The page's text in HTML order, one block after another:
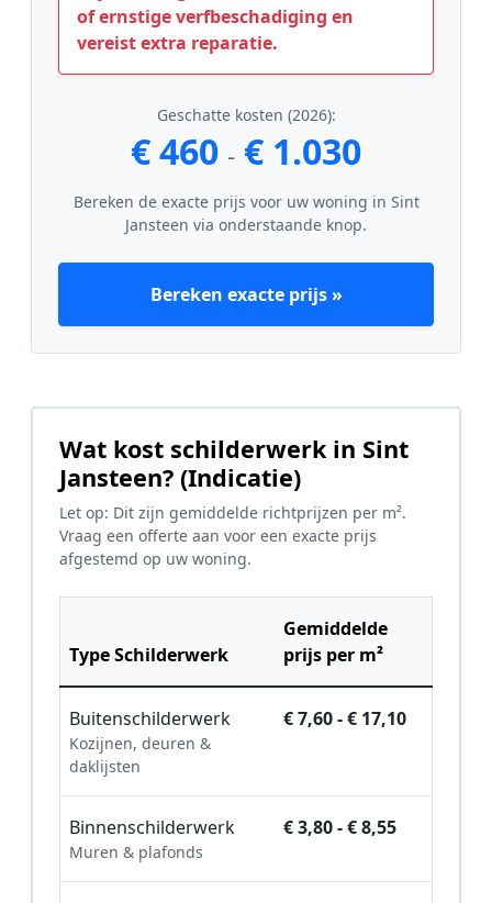
of ernstige verfbeschadiging en
vereist extra reparatie.
Geschatte kosten (2026):
€ 460 - € 1.030
Bereken de exacte prijs voor uw woning in Sint
Jansteen via onderstaande knop.
Bereken exacte prijs »
Wat kost schilderwerk in Sint
Jansteen? (Indicatie)
Let op: Dit zijn gemiddelde richtprijzen per m².
Vraag een offerte aan voor een exacte prijs
afgestemd op uw woning.
Type Schilderwerk
Gemiddelde
prijs per m²
Buitenschilderwerk
Kozijnen, deuren &
daklijsten
€ 7,60 - € 17,10
Binnenschilderwerk
Muren & plafonds
€ 3,80 - € 8,55